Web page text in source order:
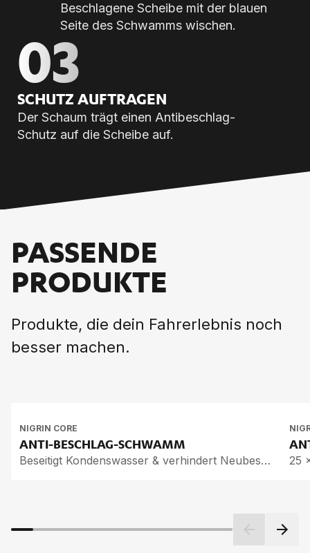
Beschlagene Scheibe mit der blauen
Seite des Schwamms wischen.
03
SCHUTZ AUF­TRA­GEN
Der Schaum trägt einen Antibeschlag-
Schutz auf die Scheibe auf.
PASSENDE
PRODUKTE
Produkte, die dein Fahrerlebnis noch
besser machen.
NIGRIN CORE
ANTI-BE­SCHLAG-SCHWAMM
Beseitigt Kondenswasser & verhindert Neubeschlag 25